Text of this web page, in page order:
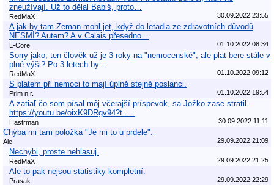
zneužívají. Už to dělal Babiš, proto…
RedMaX 30.09.2022 23:55
A jak by tam Zeman mohl jet, když do letadla ze zdravotních důvodů
NESMÍ? Autem? A v Calais přesedno…
L-Core 01.10.2022 08:34
Sorry jako, ten člověk už je 3 roky na "nemocenské", ale plat bere stále v
plné výši? Po 3 letech by…
RedMaX 01.10.2022 09:12
S platem při nemoci to mají úplně stejně poslanci.
Prim n.r. 01.10.2022 19:54
A zatiaľ čo som písal môj včerajší príspevok, sa Jožko zase stratil.
https://youtu.be/oixK9DRgv94?t=…
Hastrman 30.09.2022 11:11
Chýba mi tam položka "Je mi to u prdele".
Ale 29.09.2022 21:09
Nechybi, proste nehlasuj.
RedMaX 29.09.2022 21:25
Ale to pak nejsou statistiky kompletní.
Prasak 29.09.2022 22:29